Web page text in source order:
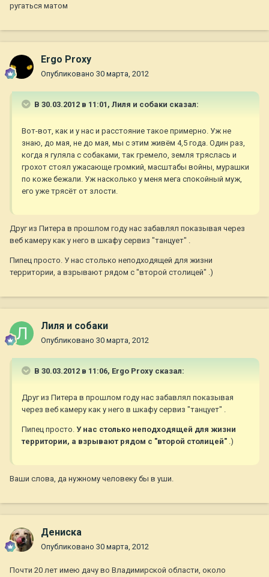
ругаться матом
Ergo Proxy
Опубликовано 30 марта, 2012
В 30.03.2012 в 11:01, Лиля и собаки сказал:
Вот-вот, как и у нас и расстояние такое примерно. Уж не
знаю, до мая, не до мая, мы с этим живём 4,5 года. Один раз,
когда я гуляла с собаками, так гремело, земля тряслась и
грохот стоял ужасающе громкий, масштабы войны, мурашки
по коже бежали. Уж насколько у меня мега спокойный муж,
его уже трясёт от злости.
Друг из Питера в прошлом году нас забавлял показывая через
веб камеру как у него в шкафу сервиз "танцует" .
Пипец просто. У нас столько неподходящей для жизни
территории, а взрывают рядом с "второй столицей" .)
Лиля и собаки
Опубликовано 30 марта, 2012
В 30.03.2012 в 11:06, Ergo Proxy сказал:
Друг из Питера в прошлом году нас забавлял показывая
через веб камеру как у него в шкафу сервиз "танцует" .
Пипец просто. У нас столько неподходящей для жизни
территории, а взрывают рядом с "второй столицей" .)
Ваши слова, да нужному человеку бы в уши.
Дениска
Опубликовано 30 марта, 2012
Почти 20 лет имею дачу во Владимирской области, около